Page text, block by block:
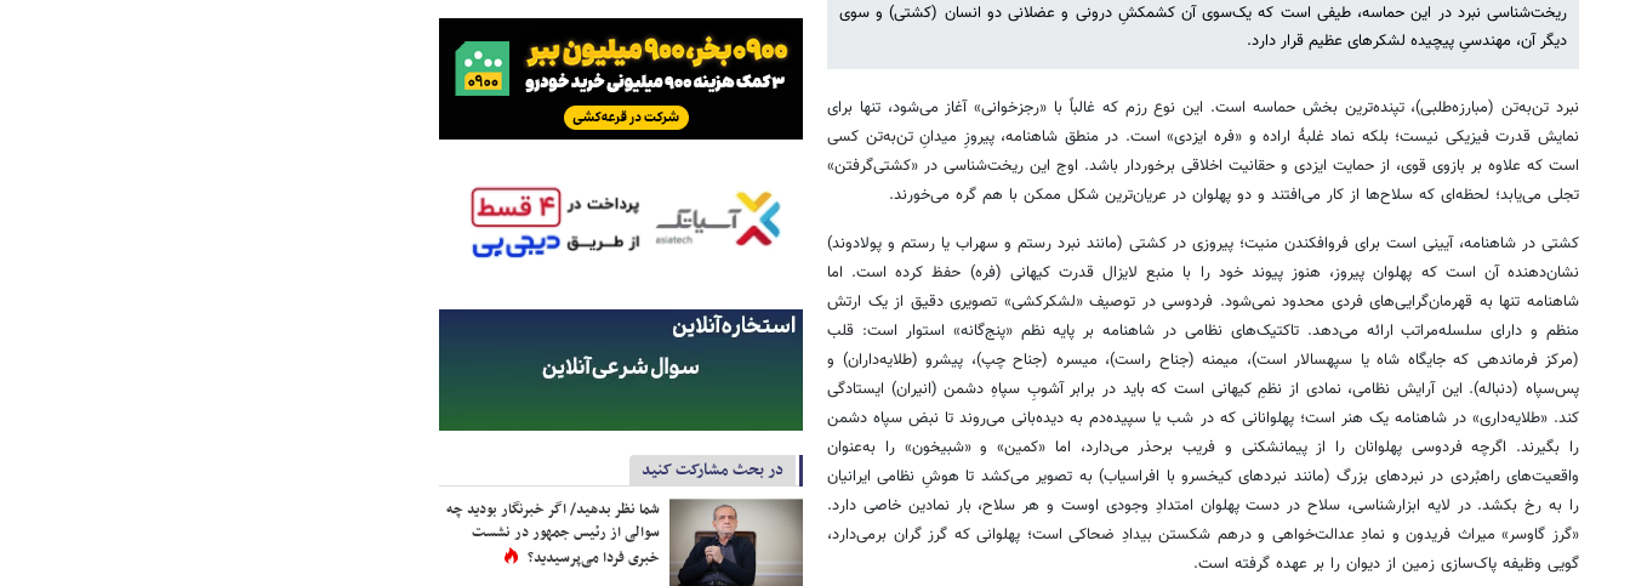
ریخت‌شناسی نبرد در این حماسه، طیفی است که یک‌سوی آن کشمکشِ درونی و عضلانی دو انسان (کشتی) و سوی
دیگر آن، مهندسیِ پیچیده لشکرهای عظیم قرار دارد.
نبرد تن‌به‌تن (مبارزه‌طلبی)، تپنده‌ترین بخش حماسه است. این نوع رزم که غالباً با «رجزخوانی» آغاز می‌شود، تنها برای
نمایش قدرت فیزیکی نیست؛ بلکه نماد غلبهٔ اراده و «فره ایزدی» است. در منطق شاهنامه، پیروزِ میدانِ تن‌به‌تن کسی
است که علاوه بر بازوی قوی، از حمایت ایزدی و حقانیت اخلاقی برخوردار باشد. اوج این ریخت‌شناسی در «کشتی‌گرفتن»
تجلی می‌یابد؛ لحظه‌ای که سلاح‌ها از کار می‌افتند و دو پهلوان در عریان‌ترین شکل ممکن با هم گره می‌خورند.
کشتی در شاهنامه، آیینی است برای فروافکندن منیت؛ پیروزی در کشتی (مانند نبرد رستم و سهراب یا رستم و پولادوند)
نشان‌دهنده آن است که پهلوان پیروز، هنوز پیوند خود را با منبع لایزال قدرت کیهانی (فره) حفظ کرده است. اما
شاهنامه تنها به قهرمان‌گرایی‌های فردی محدود نمی‌شود. فردوسی در توصیف «لشکرکشی» تصویری دقیق از یک ارتش
منظم و دارای سلسله‌مراتب ارائه می‌دهد. تاکتیک‌های نظامی در شاهنامه بر پایه نظم «پنج‌گانه» استوار است: قلب
(مرکز فرماندهی که جایگاه شاه یا سپهسالار است)، میمنه (جناح راست)، میسره (جناح چپ)، پیشرو (طلایه‌داران) و
پس‌سپاه (دنباله). این آرایش نظامی، نمادی از نظمِ کیهانی است که باید در برابر آشوبِ سپاهِ دشمن (انیران) ایستادگی
کند. «طلایه‌داری» در شاهنامه یک هنر است؛ پهلوانانی که در شب یا سپیده‌دم به دیده‌بانی می‌روند تا نبض سپاه دشمن
را بگیرند. اگرچه فردوسی پهلوانان را از پیمانشکنی و فریب برحذر می‌دارد، اما «کمین» و «شبیخون» را به‌عنوان
واقعیت‌های راهبُردی در نبردهای بزرگ (مانند نبردهای کیخسرو با افراسیاب) به تصویر می‌کشد تا هوشِ نظامی ایرانیان
را به رخ بکشد. در لایه ابزارشناسی، سلاح در دست پهلوان امتدادِ وجودی اوست و هر سلاح، بار نمادین خاصی دارد.
«گرز گاوسر» میراث فریدون و نمادِ عدالت‌خواهی و درهم شکستن بیدادِ ضحاکی است؛ پهلوانی که گرز گران برمی‌دارد،
گویی وظیفه پاک‌سازی زمین از دیوان را بر عهده گرفته است.
در بحث مشارکت کنید
شما نظر بدهید/ اگر خبرنگار بودید چه
سوالی از رئیس جمهور در نشست
خبری فردا می‌پرسیدید؟